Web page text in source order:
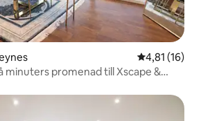
4,81 av 5 i
4,81 (16)
minuters promenad till Xscape &